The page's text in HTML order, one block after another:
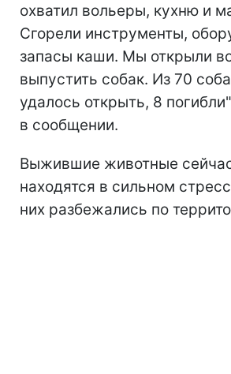
охватил вольеры, кухню и
Сгорели инструменты,
запасы каши. Мы открыли
выпустить собак. Из 70
удалось открыть, 8
в сообщении.
Выжившие животные
находятся в сильном
них разбежались по